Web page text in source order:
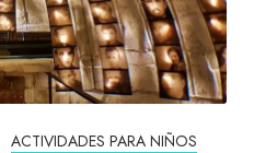
ACTIVIDADES PARA NIÑOS